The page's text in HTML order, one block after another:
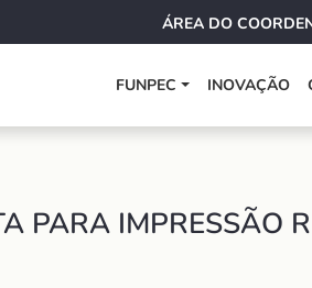
ÁREA DO
FUNPEC INOVAÇÃO
PARA IMPRESSÃO